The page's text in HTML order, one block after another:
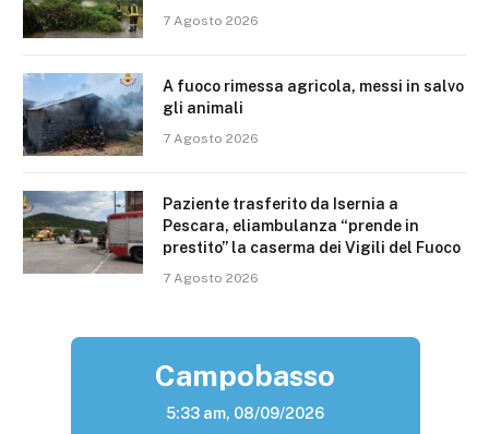
7 Agosto 2026
A fuoco rimessa agricola, messi in salvo
gli animali
7 Agosto 2026
Paziente trasferito da Isernia a
Pescara, eliambulanza “prende in
prestito” la caserma dei Vigili del Fuoco
7 Agosto 2026
Campobasso
5:33 am, 08/09/2026